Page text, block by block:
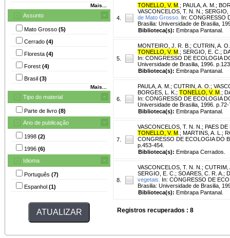
Mais...
Assunto
Mato Grosso (5)
Cerrado (4)
Floresta (4)
Forest (4)
Brasil (3)
Mais...
Tipo do material
Parte de livro (8)
Ano de publicação
1998 (2)
1996 (6)
Idioma
Português (7)
Espanhol (1)
4.
TONELLO, V. M ; PAULA, A. M. ;
VASCONCELOS, T. N. N. ; SERGIO,
de Mato Grosso. In: CONGRESSO
Brasilia: Universidade de Brasilia,
Biblioteca(s): Embrapa Pantanal.
5.
MONTEIRO, J. R. B. ; CUTRIN, A. O.
TONELLO, V. M ; SERGIO, E. C. ;
In: CONGRESSO DE ECOLOGIA
Universidade de Brasilia, 1996.
Biblioteca(s): Embrapa Pantanal.
6.
PAULA, A. M. ; CUTRIN, A. O. ;
BORGES, L. K. ; TONELLO, V. M ;
In: CONGRESSO DE ECOLOGIA
Universidade de Brasilia, 1996. p.72-
Biblioteca(s): Embrapa Pantanal.
7.
VASCONCELOS, T. N. N. ; PAES DE
TONELLO, V. M ; MARTINS, A. L. ;
CONGRESSO DE ECOLOGIA DO
p.453-454.
Biblioteca(s): Embrapa Cerrados.
8.
VASCONCELOS, T. N. N. ; CUTRIM,
SERGIO, E. C. ; SOARES, C. R. A. ;
vegetais.
In: CONGRESSO DE
Brasilia: Universidade de Brasilia,
Biblioteca(s): Embrapa Pantanal.
Registros recuperados : 8